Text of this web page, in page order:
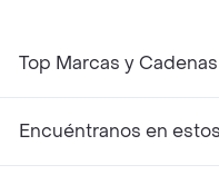
Top Marcas y
Encuéntranos en